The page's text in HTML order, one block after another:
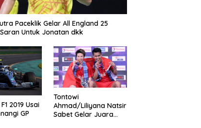
Paceklik Gelar All England 25
Untuk Jonatan dkk
2019 Usai
GP
Tontowi
Ahmad/Liliyana Natsir
Sabet Gelar Juara